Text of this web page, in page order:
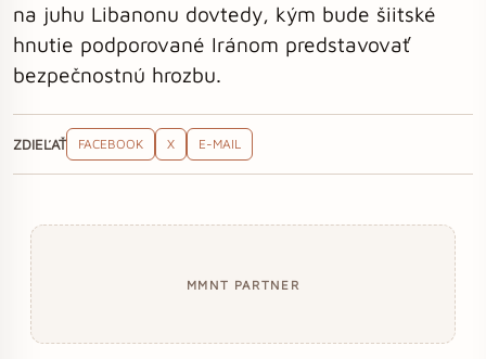
na juhu Libanonu dovtedy, kým bude šiitské
hnutie podporované Iránom predstavovať
bezpečnostnú hrozbu.
ZDIEĽAŤ FACEBOOK X E-MAIL
MMNT PARTNER